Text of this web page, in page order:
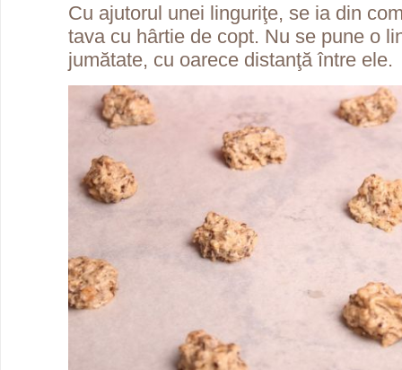
Cu ajutorul unei linguriţe, se ia din
tava cu hârtie de copt. Nu se pune o
jumătate, cu oarece distanţă între ele.